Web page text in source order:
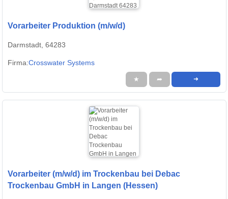
Vorarbeiter Produktion (m/w/d)
Darmstadt, 64283
Firma:Crosswater Systems
★ ➦ ➜
Vorarbeiter (m/w/d) im Trockenbau bei Debac
Trockenbau GmbH in Langen (Hessen)